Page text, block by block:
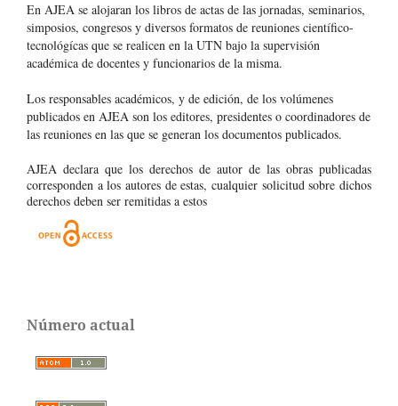
En AJEA se alojaran los libros de actas de las jornadas, seminarios,
simposios, congresos y diversos formatos de reuniones científico-
tecnológícas que se realicen en la UTN bajo la supervisión
académica de docentes y funcionarios de la misma.
Los responsables académicos, y de edición, de los volúmenes
publicados en AJEA son los editores, presidentes o coordinadores de
las reuniones en las que se generan los documentos publicados.
AJEA declara que los derechos de autor de las obras publicadas
corresponden a los autores de estas, cualquier solicitud sobre dichos
derechos deben ser remitidas a estos
Número actual